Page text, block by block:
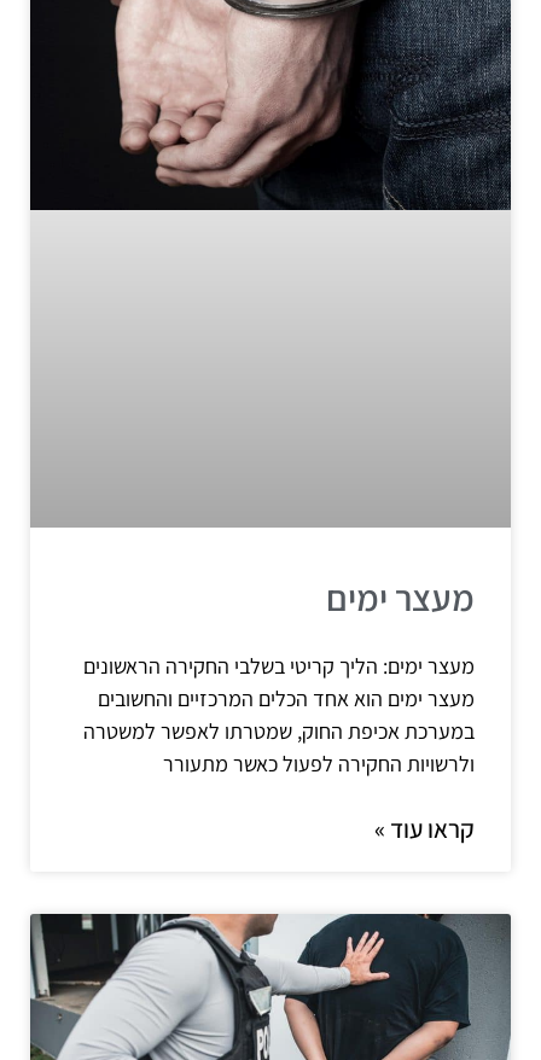
מעצר ימים
מעצר ימים: הליך קריטי בשלבי החקירה הראשונים
מעצר ימים הוא אחד הכלים המרכזיים והחשובים
במערכת אכיפת החוק, שמטרתו לאפשר למשטרה
ולרשויות החקירה לפעול כאשר מתעורר
קראו עוד »